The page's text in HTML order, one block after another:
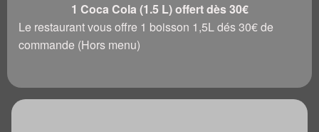
1 Coca Cola (1.5 L) offert dès 30€
Le restaurant vous offre 1 boisson 1,5L dés 30€ de
commande (Hors menu)